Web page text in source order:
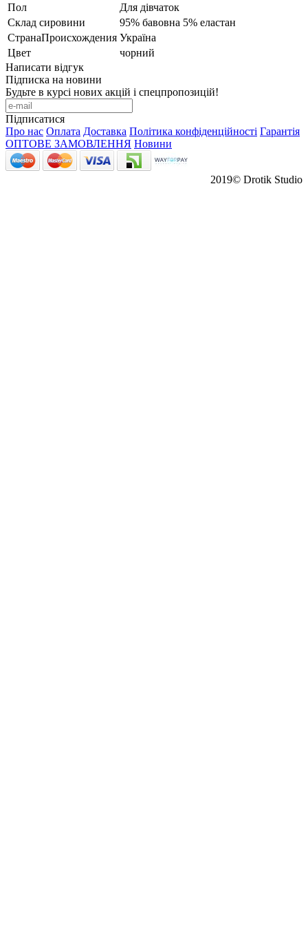
Пол
Для дівчаток
Склад сировини
95% бавовна 5% еластан
СтранаПроисхождения Україна
Цвет
чорний
Написати відгук
Підписка на новини
Будьте в курсі нових акцій і спецпропозицій!
Підписатися
Про нас Оплата Доставка Політика конфіденційності Гарантія
ОПТОВЕ ЗАМОВЛЕННЯ Новини
2019© Drotik Studio